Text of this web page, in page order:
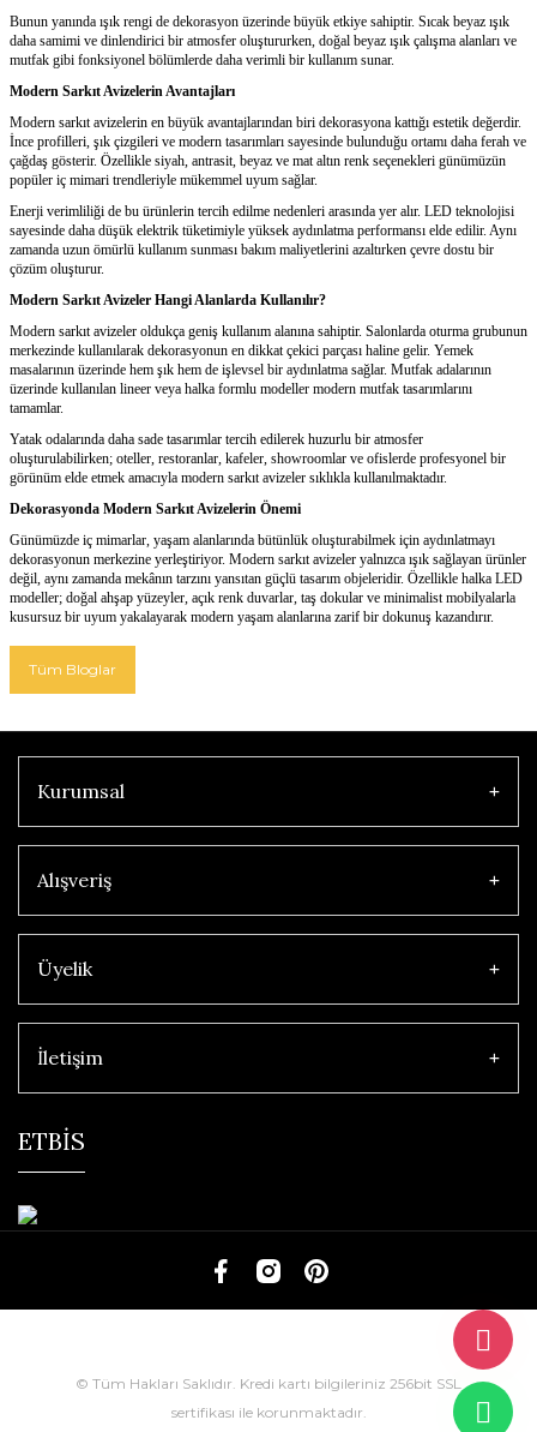
Bunun yanında ışık rengi de dekorasyon üzerinde büyük etkiye sahiptir. Sıcak beyaz ışık
daha samimi ve dinlendirici bir atmosfer oluştururken, doğal beyaz ışık çalışma alanları ve
mutfak gibi fonksiyonel bölümlerde daha verimli bir kullanım sunar.
Modern Sarkıt Avizelerin Avantajları
Modern sarkıt avizelerin en büyük avantajlarından biri dekorasyona kattığı estetik değerdir.
İnce profilleri, şık çizgileri ve modern tasarımları sayesinde bulunduğu ortamı daha ferah ve
çağdaş gösterir. Özellikle siyah, antrasit, beyaz ve mat altın renk seçenekleri günümüzün
popüler iç mimari trendleriyle mükemmel uyum sağlar.
Enerji verimliliği de bu ürünlerin tercih edilme nedenleri arasında yer alır. LED teknolojisi
sayesinde daha düşük elektrik tüketimiyle yüksek aydınlatma performansı elde edilir. Aynı
zamanda uzun ömürlü kullanım sunması bakım maliyetlerini azaltırken çevre dostu bir
çözüm oluşturur.
Modern Sarkıt Avizeler Hangi Alanlarda Kullanılır?
Modern sarkıt avizeler oldukça geniş kullanım alanına sahiptir. Salonlarda oturma grubunun
merkezinde kullanılarak dekorasyonun en dikkat çekici parçası haline gelir. Yemek
masalarının üzerinde hem şık hem de işlevsel bir aydınlatma sağlar. Mutfak adalarının
üzerinde kullanılan lineer veya halka formlu modeller modern mutfak tasarımlarını
tamamlar.
Yatak odalarında daha sade tasarımlar tercih edilerek huzurlu bir atmosfer
oluşturulabilirken; oteller, restoranlar, kafeler, showroomlar ve ofislerde profesyonel bir
görünüm elde etmek amacıyla modern sarkıt avizeler sıklıkla kullanılmaktadır.
Dekorasyonda Modern Sarkıt Avizelerin Önemi
Günümüzde iç mimarlar, yaşam alanlarında bütünlük oluşturabilmek için aydınlatmayı
dekorasyonun merkezine yerleştiriyor. Modern sarkıt avizeler yalnızca ışık sağlayan ürünler
değil, aynı zamanda mekânın tarzını yansıtan güçlü tasarım objeleridir. Özellikle halka LED
modeller; doğal ahşap yüzeyler, açık renk duvarlar, taş dokular ve minimalist mobilyalarla
kusursuz bir uyum yakalayarak modern yaşam alanlarına zarif bir dokunuş kazandırır.
Tüm Bloglar
Kurumsal
Alışveriş
Üyelik
İletişim
ETBİS
© Tüm Hakları Saklıdır. Kredi kartı bilgileriniz 256bit SSL
sertifikası ile korunmaktadır.